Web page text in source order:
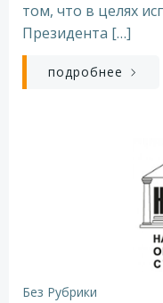
том, что в целях
Президента […]
подробнее
Без Рубрики